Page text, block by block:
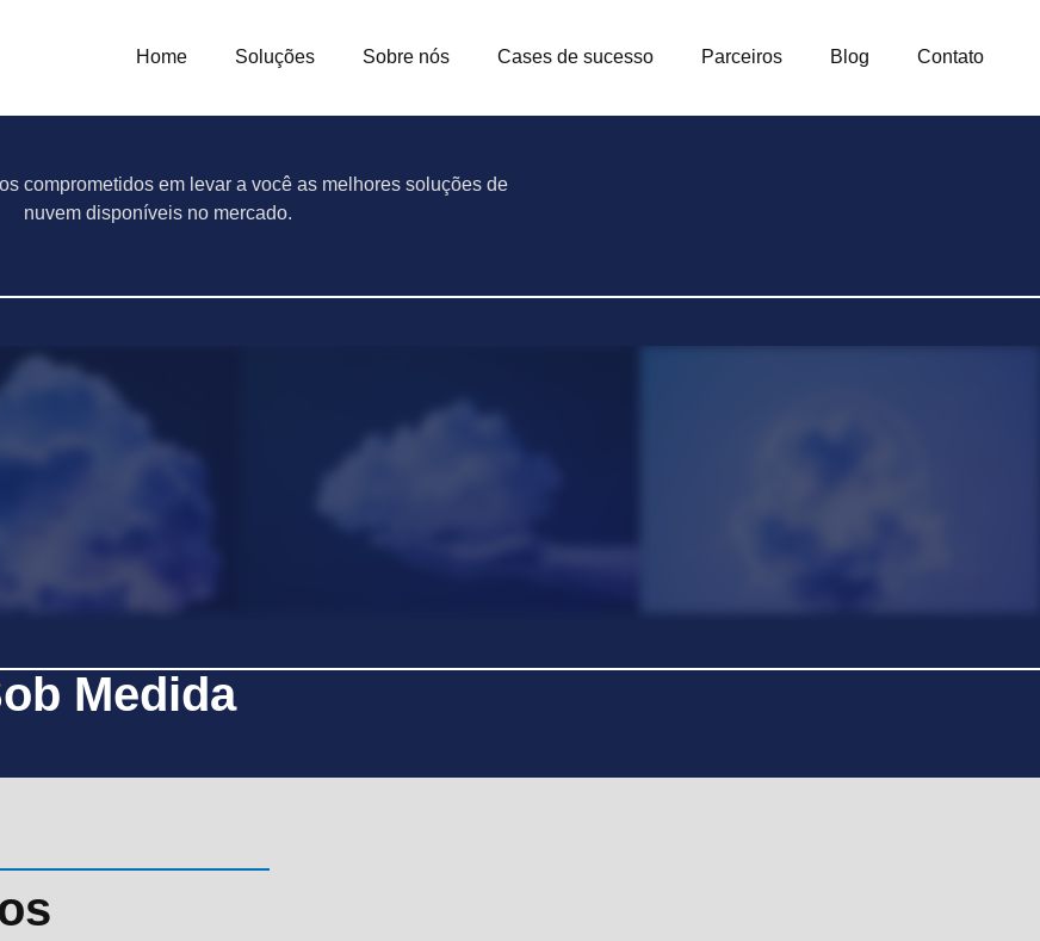
Home Soluções Sobre nós Cases de sucesso Parceiros Blog Contato
comprometidos em levar a você as melhores soluções de
nuvem disponíveis no mercado.
Medida